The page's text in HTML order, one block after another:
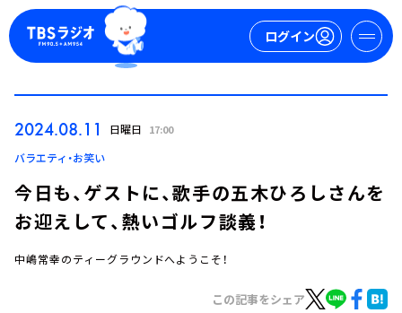
ログイン
ログイン
2024.08.11 日曜日 17:00
バラエティ・お笑い
今日も、ゲストに、歌手の五木ひろしさんを
お迎えして、熱いゴルフ談義！
中嶋常幸のティーグラウンドへようこそ！
この記事をシェア